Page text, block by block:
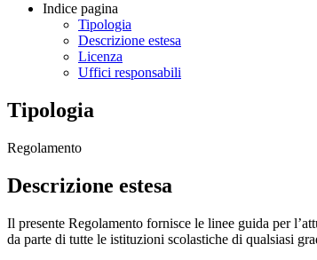
Indice pagina
Tipologia
Descrizione estesa
Licenza
Uffici responsabili
Tipologia
Regolamento
Descrizione estesa
Il presente Regolamento fornisce le linee guida per
da parte di tutte le istituzioni scolastiche di qualsiasi